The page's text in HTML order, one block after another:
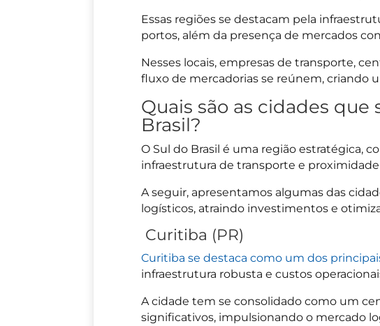
Essas regiões se destacam pela
portos, além da presença de mercados
Nesses locais, empresas de transporte,
fluxo de mercadorias se reúnem, criando
Quais são as cidades
Brasil?
O Sul do Brasil é uma região estratégica,
infraestrutura de transporte e
A seguir, apresentamos algumas das
logísticos, atraindo investimentos e
Curitiba (PR)
Curitiba se destaca como um dos
infraestrutura robusta e custos
A cidade tem se consolidado como um
significativos, impulsionando o mercado